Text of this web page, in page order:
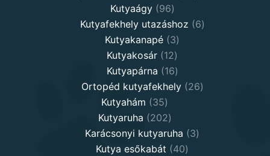
Kutyaágy 9696
products
Kutyafekhely utazáshoz 66
Kutyakanapé 33
products
Kutyakosár 1212
products
Kutyapárna 1616
products
Ortopéd kutyafekhely 2626
Kutyahám 3535
products
Kutyaruha 202202
products
Karácsonyi kutyaruha 33
Kutya esőkabát 4040